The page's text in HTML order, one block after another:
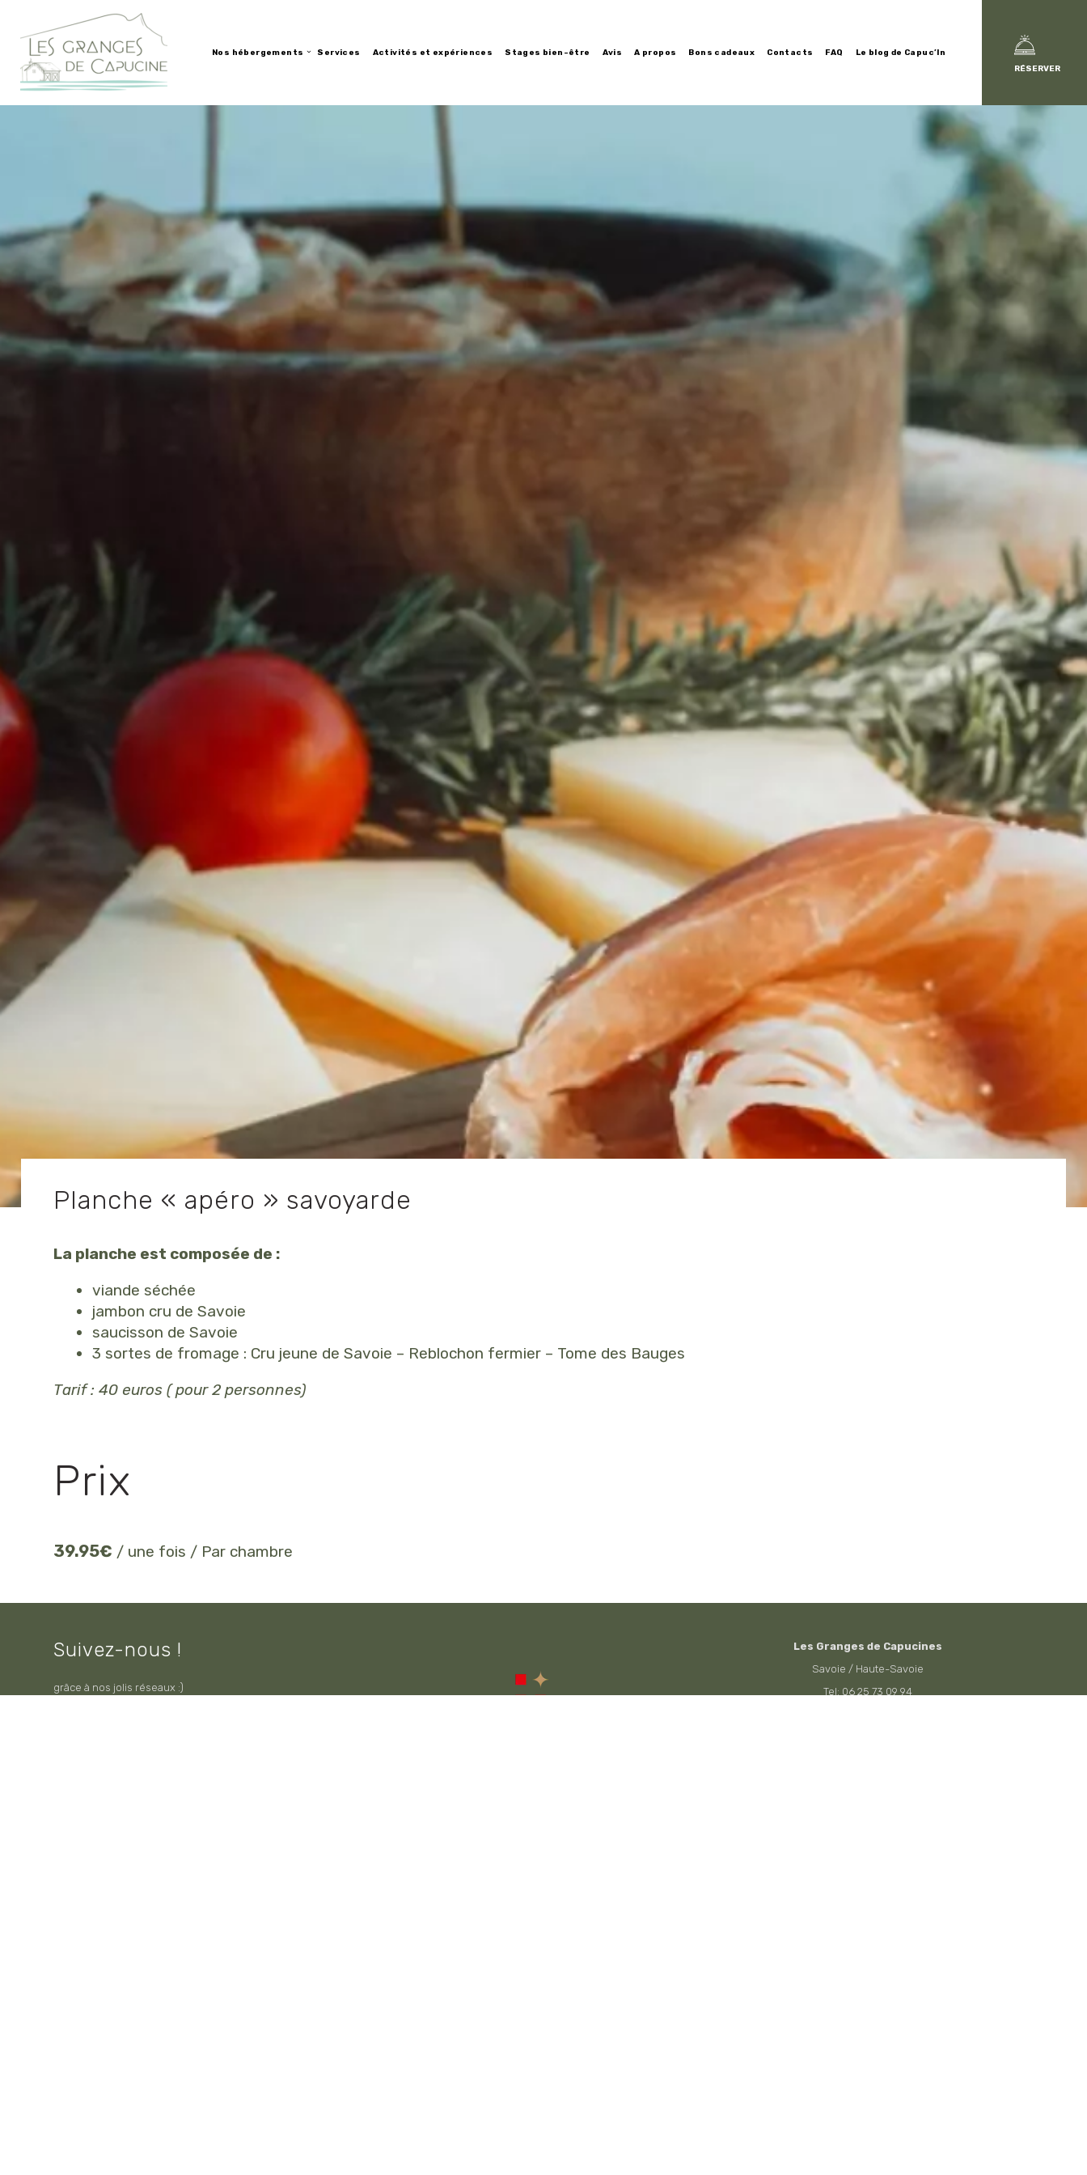
Nos hébergements Services Activités et expériences Stages bien-être Avis A propos Bons cadeaux Contacts FAQ
Le blog de Capuc’In
RÉSERVER
Planche « apéro » savoyarde
La planche est composée de :
viande séchée
jambon cru de Savoie
saucisson de Savoie
3 sortes de fromage : Cru jeune de Savoie – Reblochon fermier – Tome des Bauges
Tarif : 40 euros ( pour 2 personnes)
Prix
39.95€ / une fois / Par chambre
Suivez-nous !
grâce à nos jolis réseaux :)
Les Granges de Capucines
Savoie / Haute-Savoie
Tel: 06 25 73 09 94